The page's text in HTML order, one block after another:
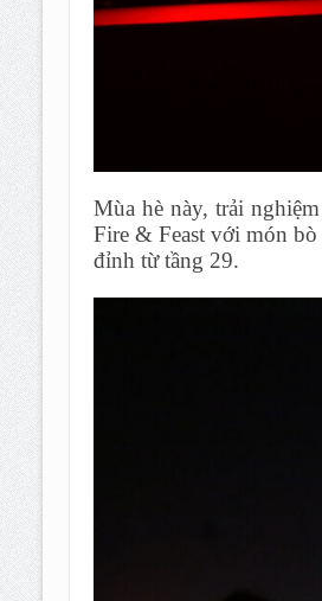
Mùa hè này, trải
Fire & Feast với món
đỉnh từ tầng 29.